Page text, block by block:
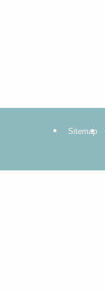
Sitemap